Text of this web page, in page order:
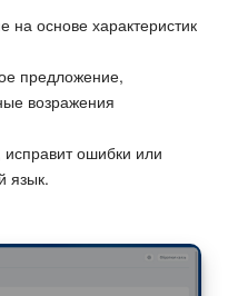
основе характеристик
предложение,
возражения
ошибки или
язык.